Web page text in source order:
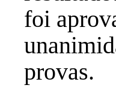
foi
provas.